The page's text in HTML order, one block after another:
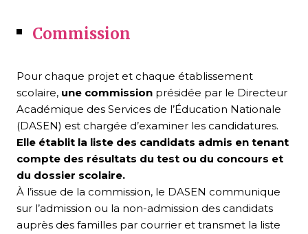
Commission
Pour chaque projet et chaque établissement
scolaire, une commission présidée par le Directeur
Académique des Services de l’Éducation Nationale
(DASEN) est chargée d’examiner les candidatures.
Elle établit la liste des candidats admis en tenant
compte des résultats du test ou du concours et
du dossier scolaire.
À l’issue de la commission, le DASEN communique
sur l’admission ou la non-admission des candidats
auprès des familles par courrier et transmet la liste